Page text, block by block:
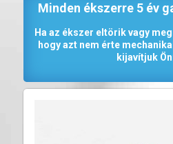
Minden ékszerre 5 év
Ha az ékszer eltörik vagy
hogy azt nem érte
kijavítjuk